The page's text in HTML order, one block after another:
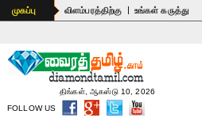
உலகம்
முகப்பு விளம்பரத்திற்கு | உங்கள் கருத்து
திங்கள், ஆகஸ்டு 10, 2026
FOLLOW US